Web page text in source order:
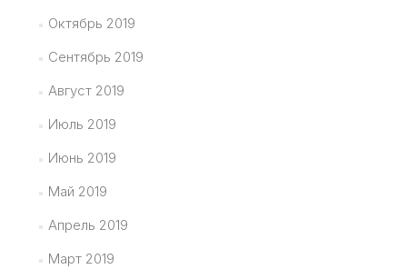
Октябрь 2019
Сентябрь 2019
Август 2019
Июль 2019
Июнь 2019
Май 2019
Апрель 2019
Март 2019